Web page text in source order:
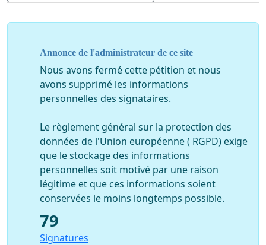
Annonce de l'administrateur de ce site
Nous avons fermé cette pétition et nous
avons supprimé les informations
personnelles des signataires.
Le règlement général sur la protection des
données de l'Union européenne ( RGPD) exige
que le stockage des informations
personnelles soit motivé par une raison
légitime et que ces informations soient
conservées le moins longtemps possible.
79
Signatures